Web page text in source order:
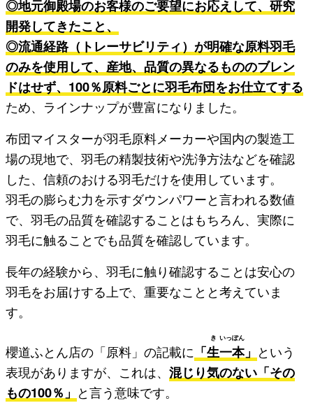
◎地元御殿場のお客様のご要望にお応えして、研究
開発してきたこと、
◎流通経路（トレーサビリティ）が明確な原料羽毛
のみを使用して、産地、品質の異なるもののブレン
ドはせず、100％原料ごとに羽毛布団をお仕立てする
ため、ラインナップが豊富になりました。
布団マイスターが羽毛原料メーカーや国内の製造工
場の現地で、羽毛の精製技術や洗浄方法などを確認
した、信頼のおける羽毛だけを使用しています。
羽毛の膨らむ力を示すダウンパワーと言われる数値
で、羽毛の品質を確認することはもちろん、実際に
羽毛に触ることでも品質を確認しています。
長年の経験から、羽毛に触り確認することは安心の
羽毛をお届けする上で、重要なことと考えていま
す。
櫻道ふとん店の「原料」の記載に 「生
き
一
いっ
本
ぽん
」 という
表現がありますが、これは、混じり気のない「その
もの100％」 と言う意味です。